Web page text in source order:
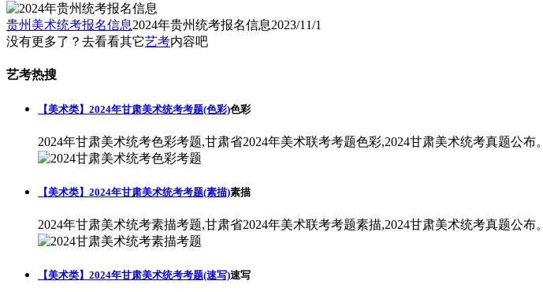
贵州美术统考报名信息2024年贵州统考报名信息2023/11/1
没有更多了？去看看其它艺考内容吧
艺考热搜
【美术类】2024年甘肃美术统考考题(色彩)色彩
2024年甘肃美术统考色彩考题,甘肃省2024年美术联考考题色彩,2024甘肃美术统考真题公布。
【美术类】2024年甘肃美术统考考题(素描)素描
2024年甘肃美术统考素描考题,甘肃省2024年美术联考考题素描,2024甘肃美术统考真题公布。
【美术类】2024年甘肃美术统考考题(速写)速写